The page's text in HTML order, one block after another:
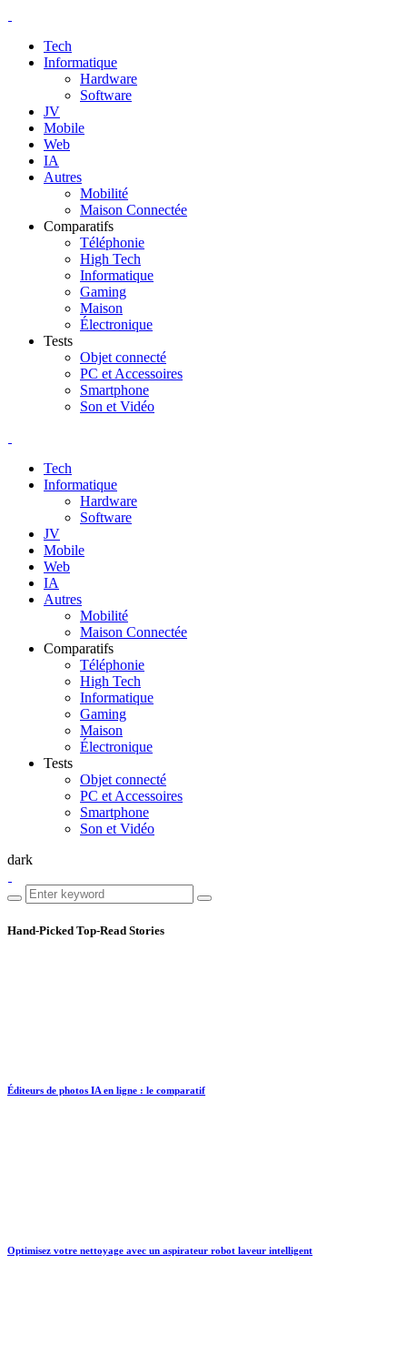
Tech
Informatique
Hardware
Software
JV
Mobile
Web
IA
Autres
Mobilité
Maison Connectée
Comparatifs
Téléphonie
High Tech
Informatique
Gaming
Maison
Électronique
Tests
Objet connecté
PC et Accessoires
Smartphone
Son et Vidéo
Tech
Informatique
Hardware
Software
JV
Mobile
Web
IA
Autres
Mobilité
Maison Connectée
Comparatifs
Téléphonie
High Tech
Informatique
Gaming
Maison
Électronique
Tests
Objet connecté
PC et Accessoires
Smartphone
Son et Vidéo
dark
Hand-Picked Top-Read Stories
Éditeurs de photos IA en ligne : le comparatif
Optimisez votre nettoyage avec un aspirateur robot laveur intelligent